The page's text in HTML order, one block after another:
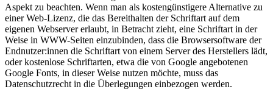
Aspekt zu beachten. Wenn man als kostengünstigere Alternative zu
einer Web-Lizenz, die das Bereithalten der Schriftart auf dem
eigenen Webserver erlaubt, in Betracht zieht, eine Schriftart in der
Weise in WWW-Seiten einzubinden, dass die Browsersoftware der
Endnutzer:innen die Schriftart von einem Server des Herstellers lädt,
oder kostenlose Schriftarten, etwa die von Google angebotenen
Google Fonts, in dieser Weise nutzen möchte, muss das
Datenschutzrecht in die Überlegungen einbezogen werden.